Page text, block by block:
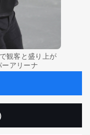
観客と盛り上が
アリーナ